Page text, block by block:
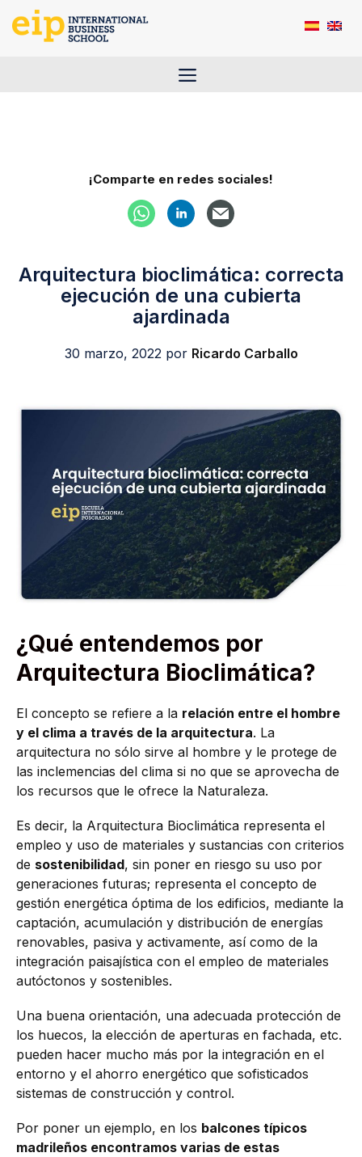
Saltar
Menú
¡Comparte en redes sociales!
Arquitectura bioclimática: correcta
ejecución de una cubierta
ajardinada
30 marzo, 2022 por Ricardo Carballo
¿Qué entendemos por
Arquitectura Bioclimática?
El concepto se refiere a la relación entre el hombre
y el clima a través de la arquitectura. La
arquitectura no sólo sirve al hombre y le protege de
las inclemencias del clima si no que se aprovecha de
los recursos que le ofrece la Naturaleza.
Es decir, la Arquitectura Bioclimática representa el
empleo y uso de materiales y sustancias con criterios
de sostenibilidad, sin poner en riesgo su uso por
generaciones futuras; representa el concepto de
gestión energética óptima de los edificios, mediante la
captación, acumulación y distribución de energías
renovables, pasiva y activamente, así como de la
integración paisajística con el empleo de materiales
autóctonos y sostenibles.
Una buena orientación, una adecuada protección de
los huecos, la elección de aperturas en fachada, etc.
pueden hacer mucho más por la integración en el
entorno y el ahorro energético que sofisticados
sistemas de construcción y control.
Por poner un ejemplo, en los balcones típicos
madrileños encontramos varias de estas